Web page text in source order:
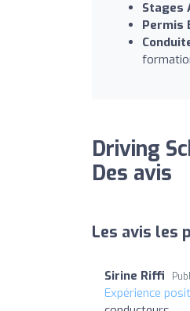
Stages
Permis
Driving
Des avis
Les avis les
Sirine Riffi
Expérience